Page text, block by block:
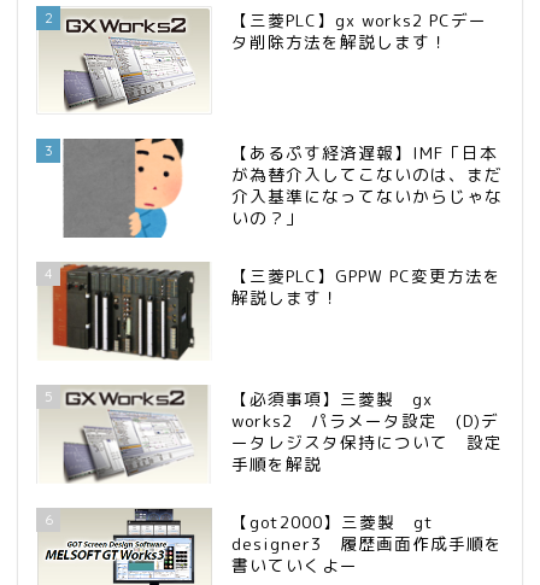
2
【三菱PLC】gx works2 PCデー
タ削除方法を解説します！
3
【あるぷす経済遅報】IMF「日本
が為替介入してこないのは、まだ
介入基準になってないからじゃな
いの？」
4
【三菱PLC】GPPW PC変更方法を
解説します！
5
【必須事項】三菱製 gx
works2 パラメータ設定 (D)デ
ータレジスタ保持について 設定
手順を解説
6
【got2000】三菱製 gt
designer3 履歴画面作成手順を
書いていくよー